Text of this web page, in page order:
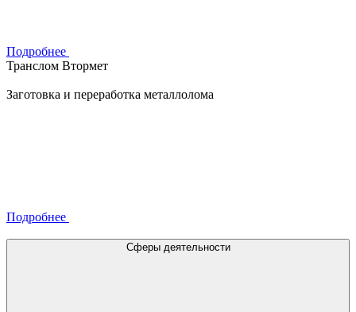
Подробнее
Транслом Втормет
Заготовка и переработка металлолома
Подробнее
Сферы деятельности